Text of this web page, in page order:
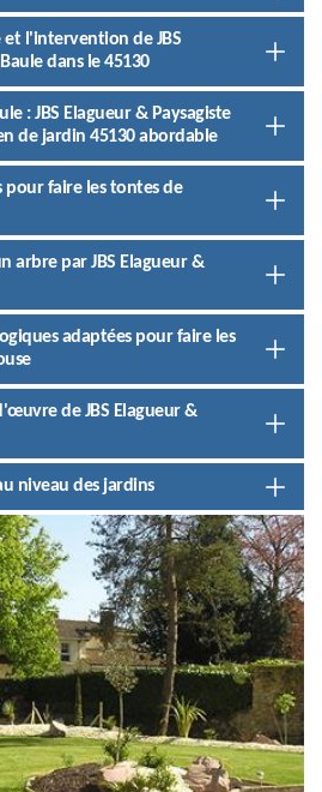
et l'intervention de JBS
dans le 45130
: JBS Elagueur & Paysagiste
de jardin 45130 abordable
pour faire les tontes de
arbre par JBS Elagueur &
adaptées pour faire les
de JBS Elagueur &
niveau des jardins